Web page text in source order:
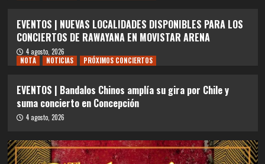
EVENTOS | NUEVAS LOCALIDADES DISPONIBLES PARA LOS
CONCIERTOS DE RAWAYANA EN MOVISTAR ARENA
4 agosto, 2026
NOTA
NOTICIAS PRÓXIMOS CONCIERTOS
EVENTOS | Bandalos Chinos amplía su gira por Chile y
suma concierto en Concepción
4 agosto, 2026